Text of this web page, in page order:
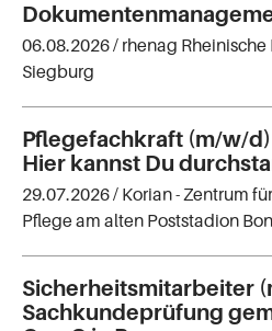
06.08.2026 / rhenag Rheinische
Siegburg
Pflegefachkraft (m/w/
Hier kannst Du
29.07.2026 / Korian - Zentrum
Pflege am alten Poststadion
Sicherheitsmitarbeiter
Sachkundeprüfung